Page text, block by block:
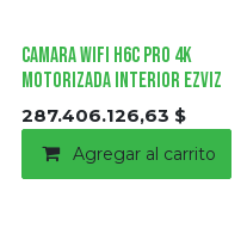
Camara Wifi H6C Pro 4K
Motorizada Interior Ezviz
287.406.126,63 $
Agregar al carrito